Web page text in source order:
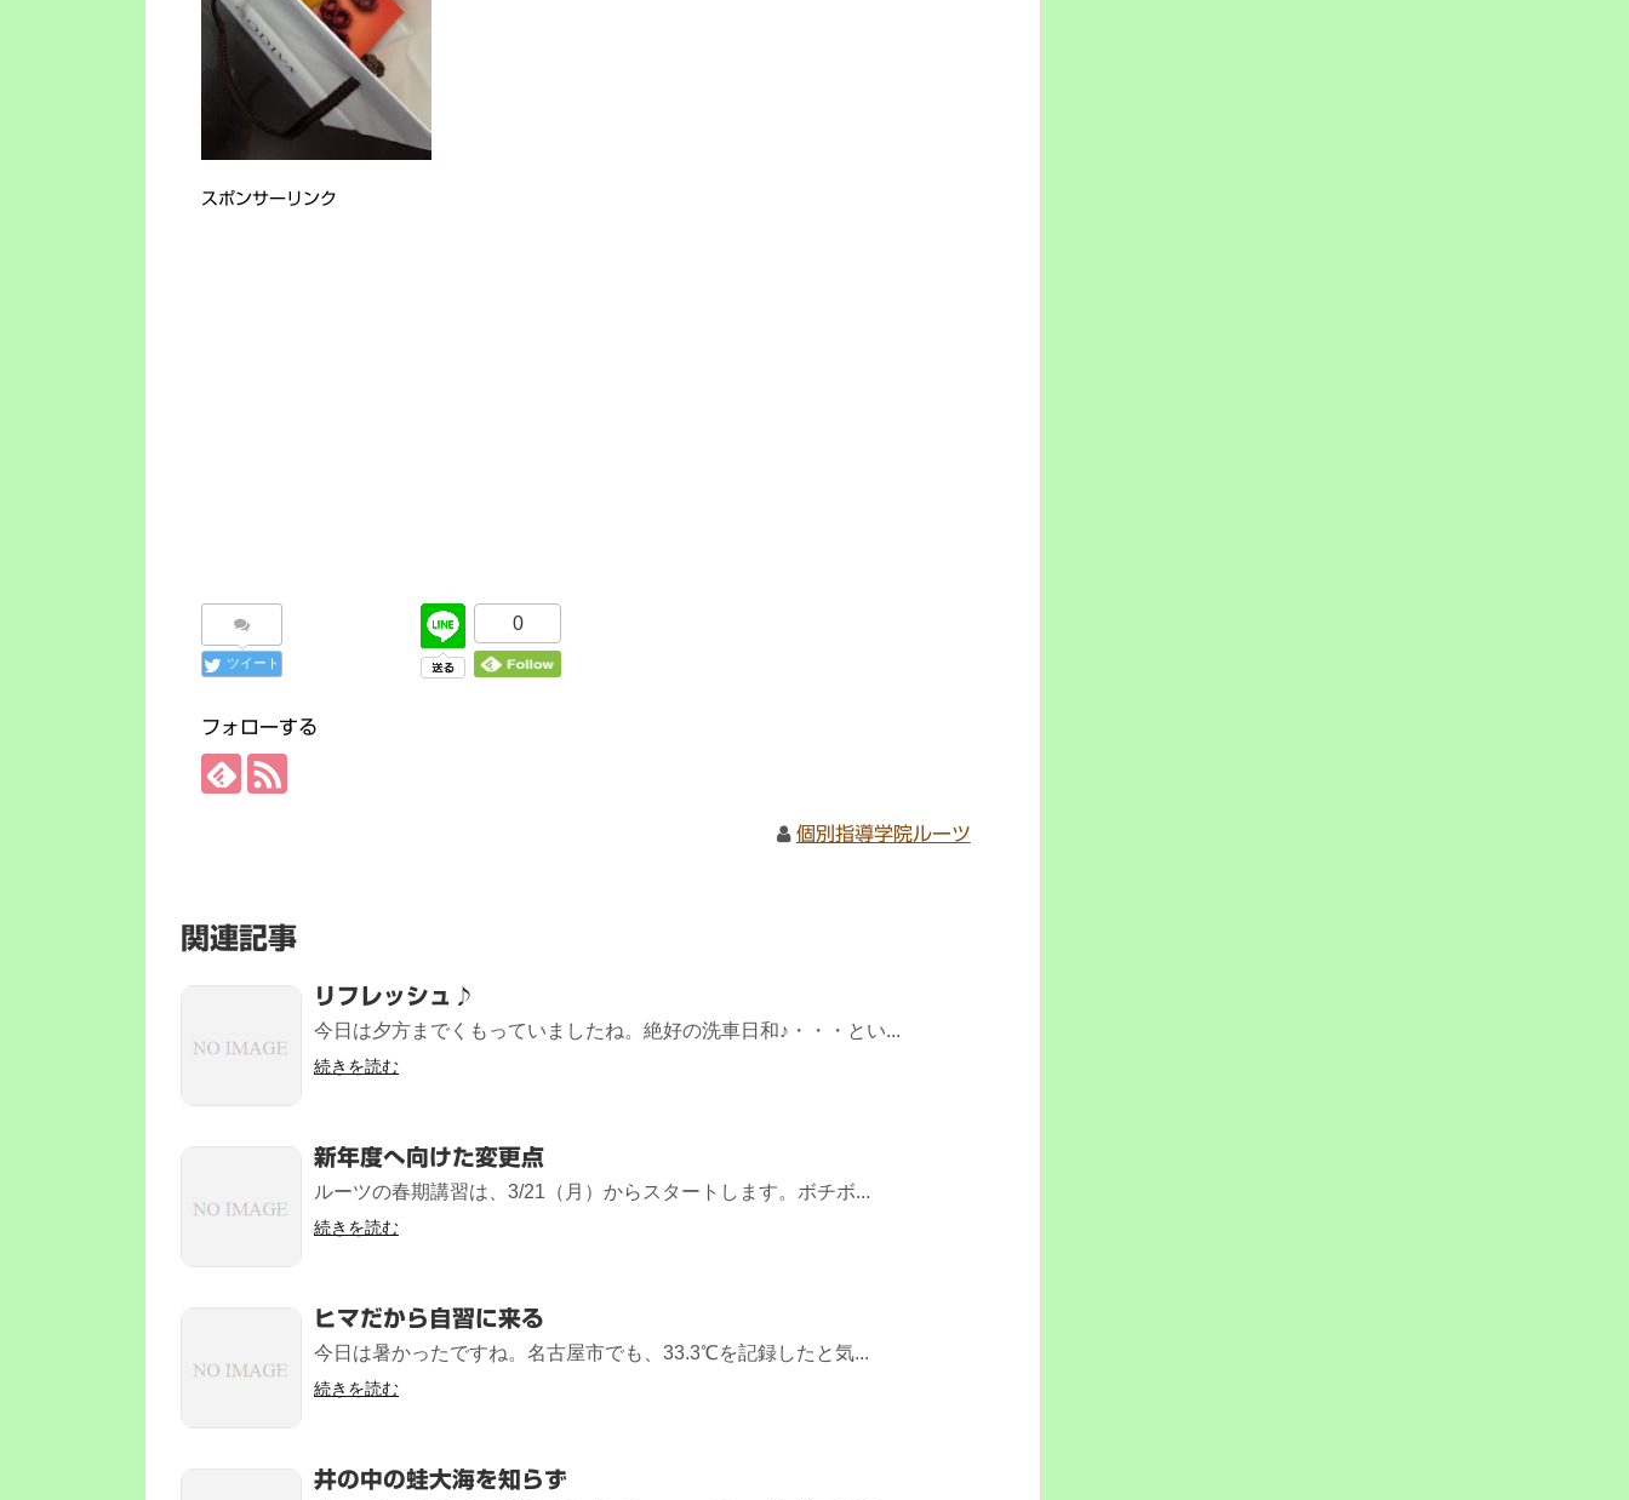
スポンサーリンク
ツイート
0
フォローする
個別指導学院ルーツ
関連記事
リフレッシュ♪
今日は夕方までくもっていましたね。絶好の洗車日和♪・・・とい...
続きを読む
新年度へ向けた変更点
ルーツの春期講習は、3/21（月）からスタートします。ボチボ...
続きを読む
ヒマだから自習に来る
今日は暑かったですね。名古屋市でも、33.3℃を記録したと気...
続きを読む
井の中の蛙大海を知らず